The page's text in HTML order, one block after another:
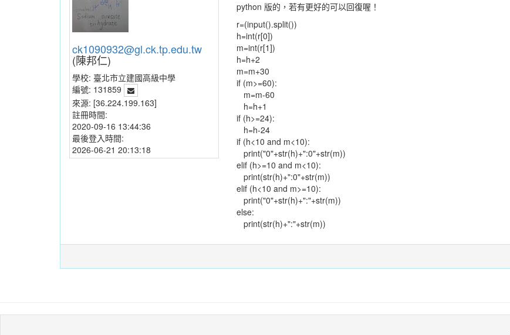
ck1090932@gl.ck.tp.edu.tw
(陳邦仁)
學校: 臺北市立建國高級中學
編號: 131859
來源: [36.224.199.163]
註冊時間:
2020-09-16 13:44:36
最後登入時間:
2026-06-21 20:13:18
python 版的，若有更好的可以回復喔！
r=(input().split())
h=int(r[0])
m=int(r[1])
h=h+2
m=m+30
if (m>=60):
m=m-60
h=h+1
if (h>=24):
h=h-24
if (h<10 and m<10):
print("0"+str(h)+":0"+str(m))
elif (h>=10 and m<10):
print(str(h)+":0"+str(m))
elif (h<10 and m>=10):
print("0"+str(h)+":"+str(m))
else:
print(str(h)+":"+str(m))